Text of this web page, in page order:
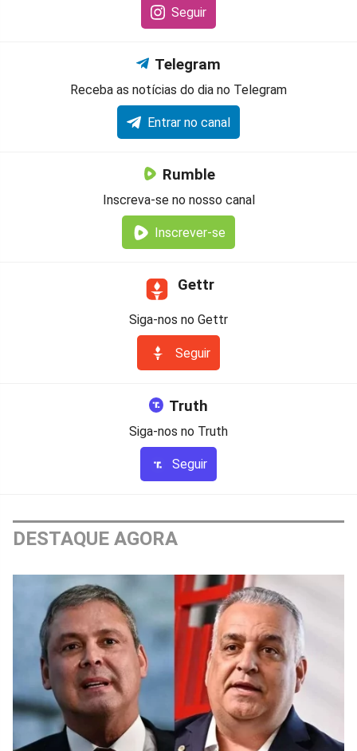
Seguir
Telegram
Receba as notícias do dia no Telegram
Entrar no canal
Rumble
Inscreva-se no nosso canal
Inscrever-se
Gettr
Siga-nos no Gettr
Seguir
Truth
Siga-nos no Truth
Seguir
DESTAQUE AGORA